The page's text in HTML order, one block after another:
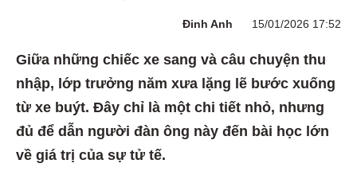
Đinh Anh 15/01/2026 17:52
Giữa những chiếc xe sang và câu chuyện thu
nhập, lớp trưởng năm xưa lặng lẽ bước xuống
từ xe buýt. Đây chỉ là một chi tiết nhỏ, nhưng
đủ để dẫn người đàn ông này đến bài học lớn
về giá trị của sự tử tế.